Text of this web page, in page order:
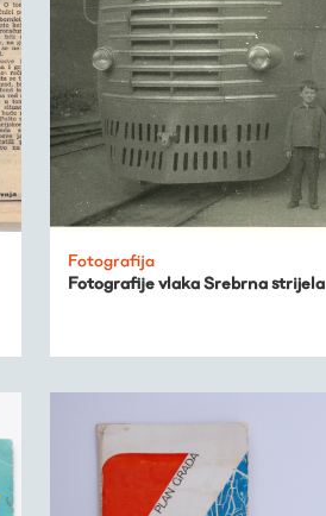
Fotografija
Fotografije vlaka Srebrna strijela